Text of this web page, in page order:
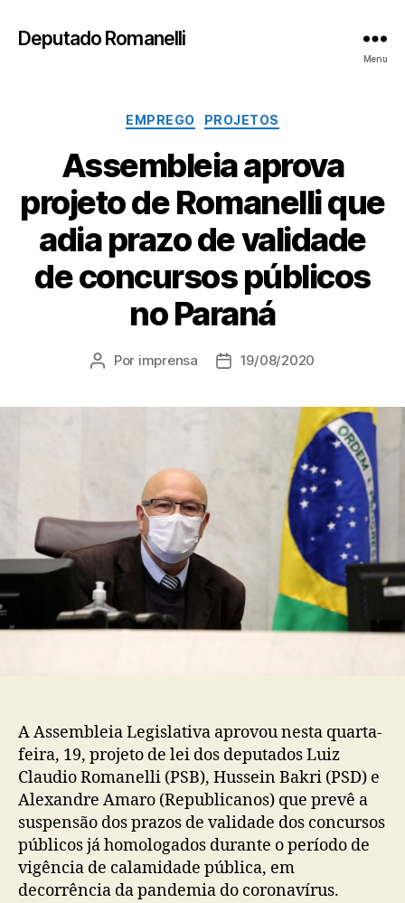
Deputado Romanelli
Menu
Categorias
EMPREGO PROJETOS
Assembleia aprova
projeto de Romanelli que
adia prazo de validade
de concursos públicos
no Paraná
Autor
Por imprensa
Data19/08/2020
A Assembleia Legislativa aprovou nesta quarta-
feira, 19, projeto de lei dos deputados Luiz
Claudio Romanelli (PSB), Hussein Bakri (PSD) e
Alexandre Amaro (Republicanos) que prevê a
suspensão dos prazos de validade dos concursos
públicos já homologados durante o período de
vigência de calamidade pública, em
decorrência da pandemia do coronavírus.